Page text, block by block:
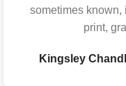
sometimes known,
print,
Kingsley